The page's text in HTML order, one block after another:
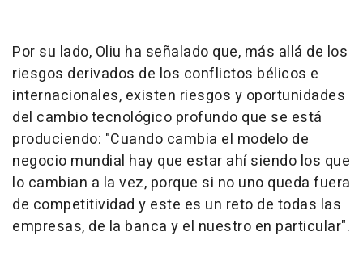
Por su lado, Oliu ha señalado que, más allá de los
riesgos derivados de los conflictos bélicos e
internacionales, existen riesgos y oportunidades
del cambio tecnológico profundo que se está
produciendo: "Cuando cambia el modelo de
negocio mundial hay que estar ahí siendo los que
lo cambian a la vez, porque si no uno queda fuera
de competitividad y este es un reto de todas las
empresas, de la banca y el nuestro en particular".